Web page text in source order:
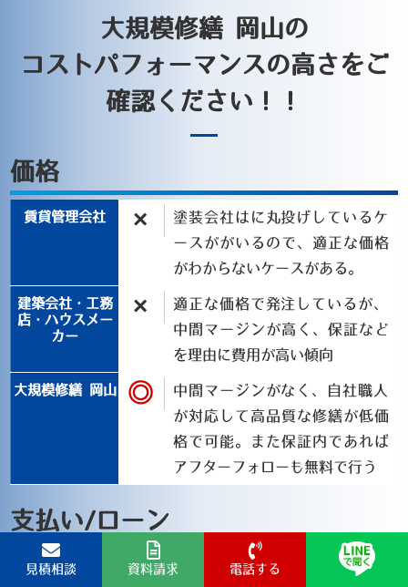
大規模修繕 岡山の
コストパフォーマンスの高さをご
確認ください！！
価格
×
塗装会社はに丸投げしているケ
ースががいるので、適正な価格
がわからないケースがある。
×
適正な価格で発注しているが、
中間マージンが高く、保証など
を理由に費用が高い傾向
◎
中間マージンがなく、自社職人
が対応して高品質な修繕が低価
格で可能。また保証内であれば
アフターフォローも無料で行う
支払い/ローン
○
ローン提案などもある会社が多
見積相談 資料請求 電話する